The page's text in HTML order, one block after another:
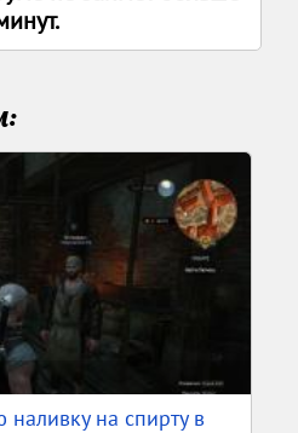
наливку на спирту в